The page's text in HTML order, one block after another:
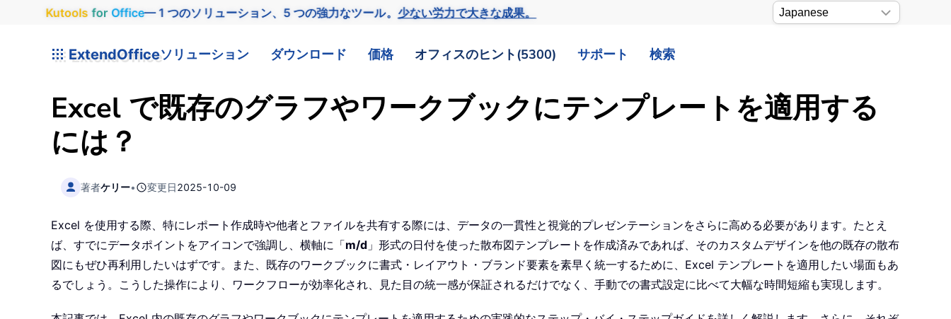
Kutools for Office— 1 つのソリューション、5 つの強力なツール。 少ない労力で大きな成果。
ExtendOfficeソリューション ダウンロード 価格 オフィスのヒント(5300) サポート 検索
Excel で既存のグラフやワークブックにテンプレートを適用する
には？
著者ケリー• 変更日2025-10-09
Excel を使用する際、特にレポート作成時や他者とファイルを共有する際には、データの一貫性と視覚的プレゼンテーションをさらに高める必要があります。たとえ
ば、すでにデータポイントをアイコンで強調し、横軸に「m/d 」形式の日付を使った散布図テンプレートを作成済みであれば、そのカスタムデザインを他の既存の散布
図にもぜひ再利用したいはずです。また、既存のワークブックに書式・レイアウト・ブランド要素を素早く統一するために、Excel テンプレートを適用したい場面もあ
るでしょう。こうした操作により、ワークフローが効率化され、見た目の統一感が保証されるだけでなく、手動での書式設定に比べて大幅な時間短縮も実現します。